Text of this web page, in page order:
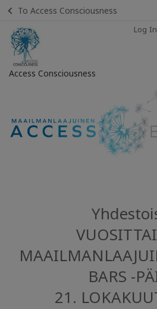
To Access Consciousness
Log In
Access Consciousness
in
to
BARS -
21.